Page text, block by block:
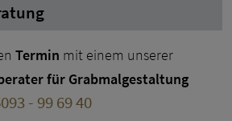
Termin mit einem unserer
für Grabmalgestaltung
- 99 69 40